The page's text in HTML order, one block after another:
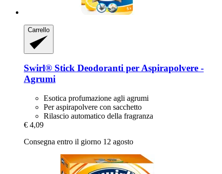
Carrello
Swirl® Stick Deodoranti per Aspirapolvere -​
Agrumi
Esotica profumazione agli agrumi
Per aspirapolvere con sacchetto
Rilascio automatico della fragranza
€ 4,09
Consegna entro il giorno 12 agosto